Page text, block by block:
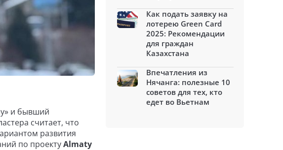
и бывший
считает, что
развития
по проектуAlmaty
Как подать заявку на
лотерею Green Card
2025: Рекомендации
для граждан
Казахстана
Впечатления из
Нячанга: полезные 10
советов для тех, кто
едет во Вьетнам